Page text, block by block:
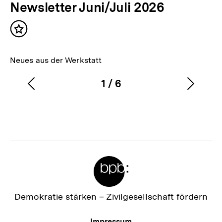
Newsletter Juni/Juli 2026
Inhalt
Neues aus der Werkstatt
Karussellinhalt
1
von
/ 6
Vorherigen
Zur
Demokratie stärken – Zivilgesellschaft fördern